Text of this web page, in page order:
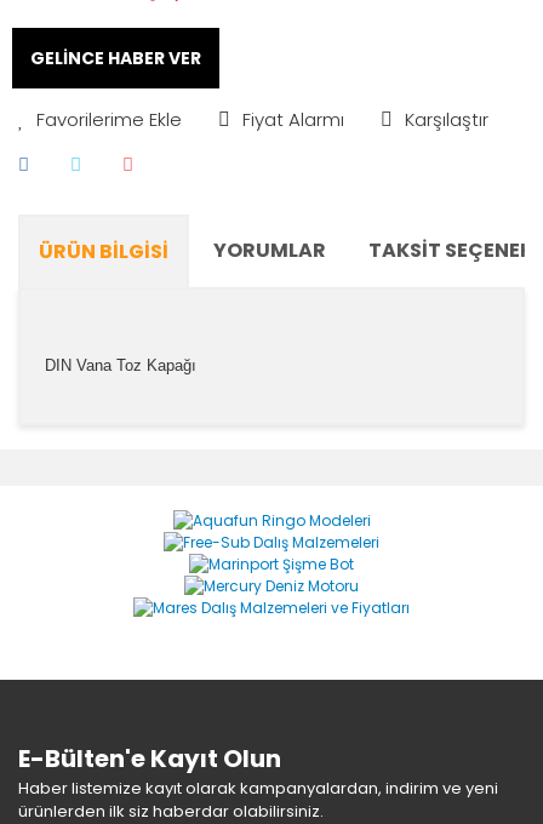
GELİNCE HABER VER
Fiyat Alarmı Karşılaştır
ÜRÜN BILGISI YORUMLAR TAKSIT
DIN Vana Toz Kapağı
Yorum Yaz
Ürün resmi kalitesiz, bozuk veya görüntülenemiyor.
Ürün açıklamasında eksik bilgiler bulunuyor.
Ürün bilgilerinde hatalar bulunuyor.
E-Bülten'e Kayıt Olun
Haber listemize kayıt olarak kampanyalardan, indirim ve yeni
ürünlerden ilk siz haberdar olabilirsiniz.